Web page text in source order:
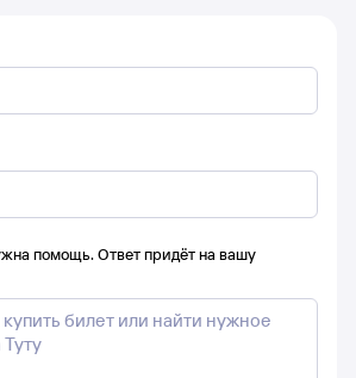
помощь. Ответ придёт на вашу